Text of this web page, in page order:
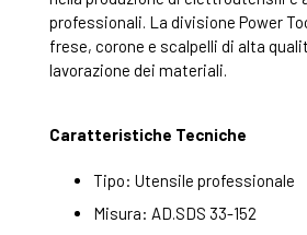
professionali. La divisione Power
frese, corone e scalpelli di alta
lavorazione dei materiali.
Caratteristiche Tecniche
Tipo: Utensile professionale
Misura: AD.SDS 33-152